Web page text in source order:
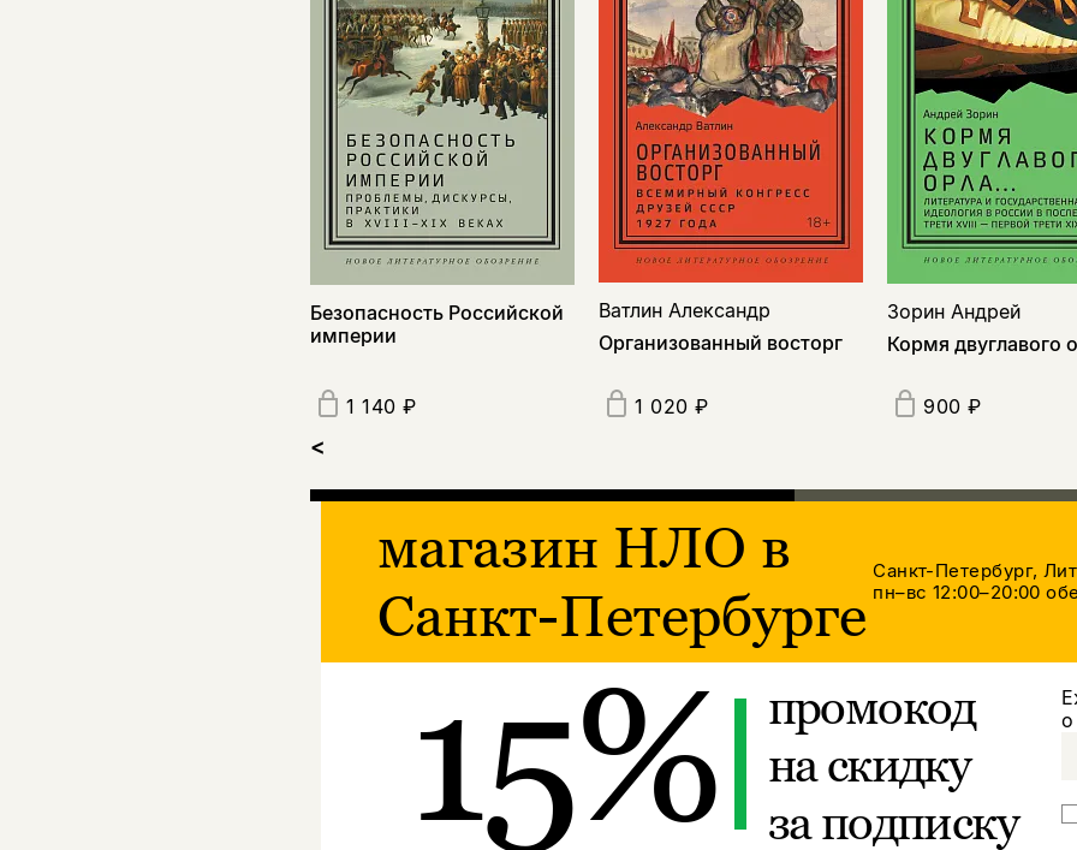
Безопасность Российской
империи
1 140 ₽
Ватлин Александр
Организованный восторг
1 020 ₽
Зорин Андрей
Кормя двуглавого
900 ₽
<
магазин НЛО в
Санкт-Петербурге
Санкт-Петербург,
пн–вс 12:00–20:00
15%
промокод
на скидку
за подписку